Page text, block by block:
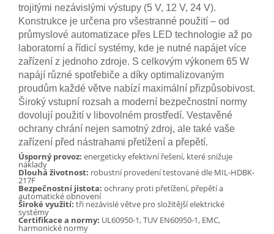
trojitými nezávislými výstupy (5 V, 12 V, 24 V).
Konstrukce je určena pro všestranné použití – od
průmyslové automatizace přes LED technologie až po
laboratorní a řídicí systémy, kde je nutné napájet více
zařízení z jednoho zdroje. S celkovým výkonem 65 W
napájí různé spotřebiče a díky optimalizovaným
proudům každé větve nabízí maximální přizpůsobivost.
Široký vstupní rozsah a moderní bezpečnostní normy
dovolují použití v libovolném prostředí. Vestavěné
ochrany chrání nejen samotný zdroj, ale také vaše
zařízení před nástrahami přetížení a přepětí.
Úsporný provoz: energeticky efektivní řešení, které snižuje
náklady
Dlouhá životnost: robustní provedení testované dle MIL-HDBK-
217F
Bezpečnostní jistota: ochrany proti přetížení, přepětí a
automatické obnovení
Široké využití: tři nezávislé větve pro složitější elektrické
systémy
Certifikace a normy: UL60950-1, TUV EN60950-1, EMC,
harmonické normy